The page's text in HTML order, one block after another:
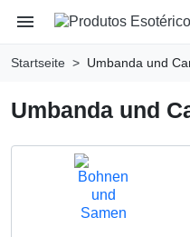
menu
Startseite Umbanda und
Umbanda und